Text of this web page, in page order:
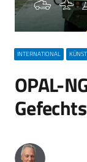
INTERNATIONAL
OPAL-